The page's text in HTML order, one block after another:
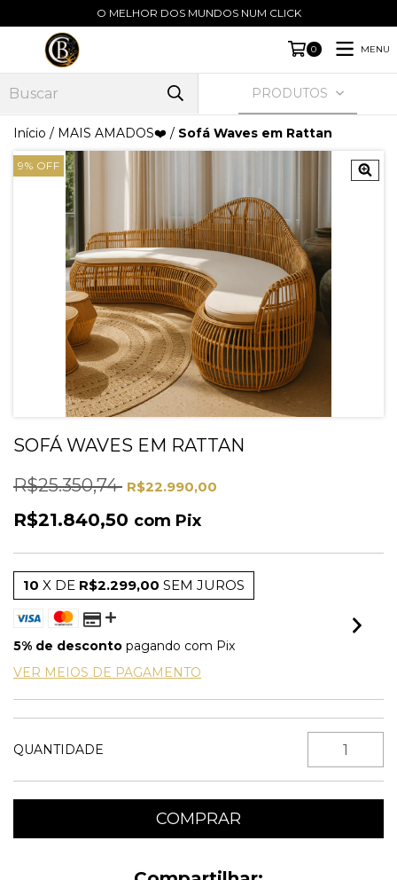
O MELHOR DOS MUNDOS NUM CLICK
0 MENU
PRODUTOS
Início / MAIS AMADOS❤️ / Sofá Waves em Rattan
9% OFF
SOFÁ WAVES EM RATTAN
R$25.350,74 R$22.990,00
R$21.840,50 com Pix
10 X DE R$2.299,00 SEM JUROS
5% de desconto pagando com Pix
VER MEIOS DE PAGAMENTO
QUANTIDADE